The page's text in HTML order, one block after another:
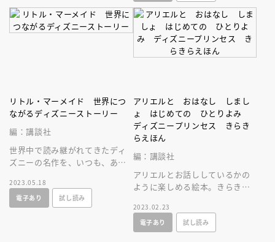
リトル・マーメイド 世界につ
ながるディズニーストーリー
編：講談社
世界中で読み継がれてきたディ
ズニーの名作を、いつも、あな
ディズニー絵本シリーズ！
2023.05.18
電子あり
試し読み
アリエルと おはなし しまし
ょ はじめての ひとりよみ
ディズニープリンセス きらき
らえほん
編：講談社
アリエルとお話ししているかの
ように楽しめる絵本。きらきら
んの宝物に！ はじめてのひと
りよみにも。
2023.02.23
電子あり
試し読み